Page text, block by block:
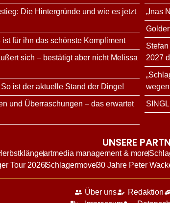
Die Hintergründe und wie es jetzt
für ihn das schönste Kompliment
sich – bestätigt aber nicht Melissa
ist der aktuelle Stand der Dinge!
und Überraschungen – das erwartet
„Inas
2027
UNSERE
artmedia management & more
Tour 2026Schlagermove30 Jahre Peter
Über uns Redaktion